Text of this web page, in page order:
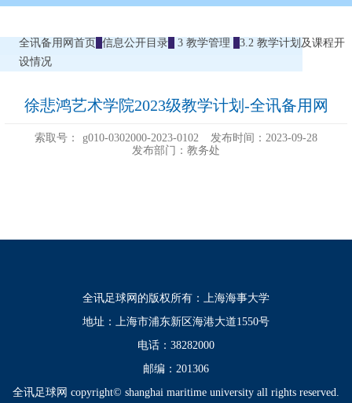
全讯备用网首页 信息公开目录 3 教学管理
3.2 教学计划及课程开
设情况
徐悲鸿艺术学院2023级教学计划-全讯备用网
索取号： g010-0302000-2023-0102
发布时间：2023-09-28
发布部门：教务处
全讯足球网的版权所有：上海海事大学
地址：上海市浦东新区海港大道1550号
电话：38282000
邮编：201306
全讯足球网 copyright© shanghai maritime university all rights reserved.